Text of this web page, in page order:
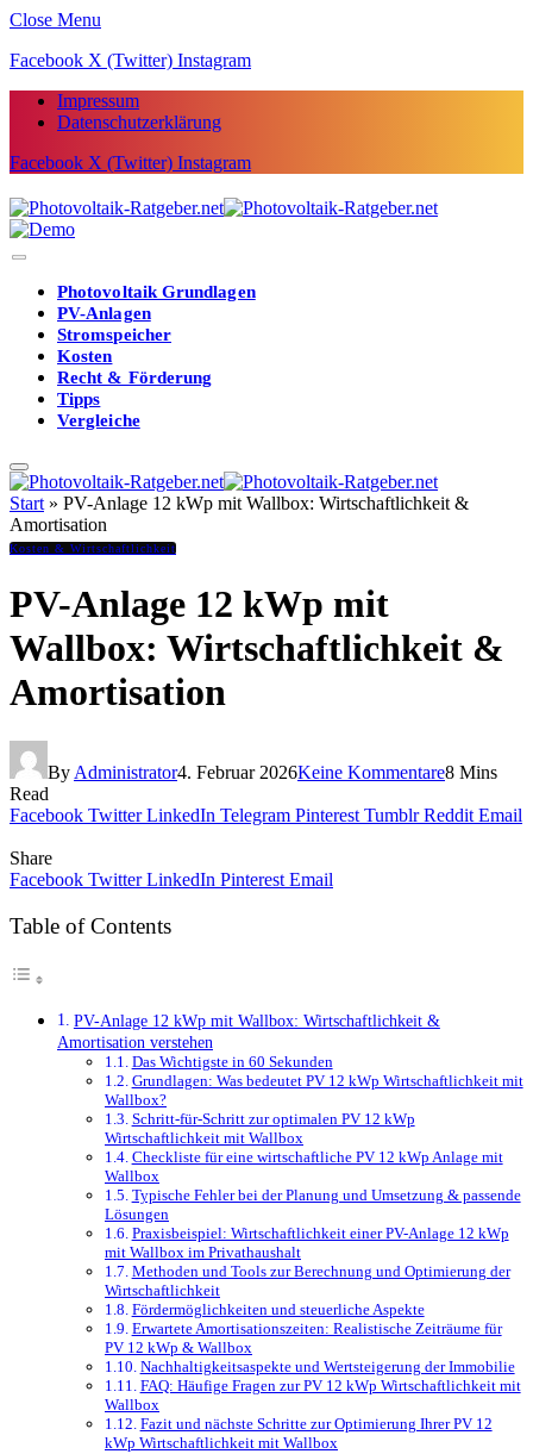
Close Menu
Facebook X (Twitter) Instagram
Impressum
Datenschutzerklärung
Facebook X (Twitter) Instagram
Photovoltaik Grundlagen
PV-Anlagen
Stromspeicher
Kosten
Recht & Förderung
Tipps
Vergleiche
Start » PV-Anlage 12 kWp mit Wallbox: Wirtschaftlichkeit &
Amortisation
Kosten & Wirtschaftlichkeit
PV-Anlage 12 kWp mit
Wallbox: Wirtschaftlichkeit &
Amortisation
By Administrator4. Februar 2026Keine Kommentare8 Mins
Read
Facebook Twitter LinkedIn Telegram Pinterest Tumblr Reddit Email
Share
Facebook Twitter LinkedIn Pinterest Email
Table of Contents
PV-Anlage 12 kWp mit Wallbox: Wirtschaftlichkeit &
Amortisation verstehen
Das Wichtigste in 60 Sekunden
Grundlagen: Was bedeutet PV 12 kWp Wirtschaftlichkeit mit
Wallbox?
Schritt-für-Schritt zur optimalen PV 12 kWp
Wirtschaftlichkeit mit Wallbox
Checkliste für eine wirtschaftliche PV 12 kWp Anlage mit
Wallbox
Typische Fehler bei der Planung und Umsetzung & passende
Lösungen
Praxisbeispiel: Wirtschaftlichkeit einer PV-Anlage 12 kWp
mit Wallbox im Privathaushalt
Methoden und Tools zur Berechnung und Optimierung der
Wirtschaftlichkeit
Fördermöglichkeiten und steuerliche Aspekte
Erwartete Amortisationszeiten: Realistische Zeiträume für
PV 12 kWp & Wallbox
Nachhaltigkeitsaspekte und Wertsteigerung der Immobilie
FAQ: Häufige Fragen zur PV 12 kWp Wirtschaftlichkeit mit
Wallbox
Fazit und nächste Schritte zur Optimierung Ihrer PV 12
kWp Wirtschaftlichkeit mit Wallbox